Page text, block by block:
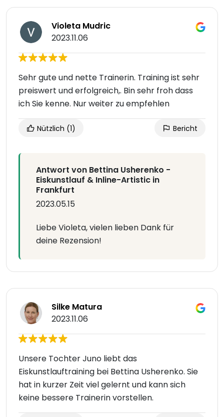
Violeta Mudric
2023.11.06
Sehr gute und nette Trainerin. Training ist sehr
preiswert und erfolgreich,. Bin sehr froh dass
ich Sie kenne. Nur weiter zu empfehlen
Nützlich (1) Bericht
Antwort von Bettina Usherenko -
Eiskunstlauf & Inline-Artistic in
Frankfurt
2023.05.15
Liebe Violeta, vielen lieben Dank für
deine Rezension!
Silke Matura
2023.11.06
Unsere Tochter Juno liebt das
Eiskunstlauftraining bei Bettina Usherenko. Sie
hat in kurzer Zeit viel gelernt und kann sich
keine bessere Trainerin vorstellen.